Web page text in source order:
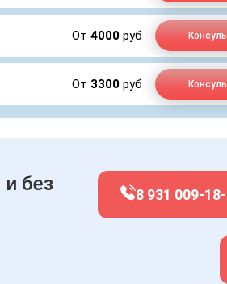
От 4000 руб
От 3300 руб
без
8 931 009-